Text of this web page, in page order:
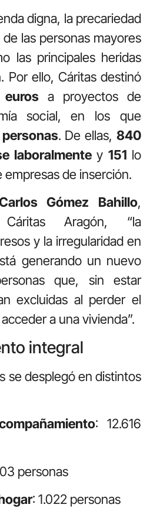
digna, la precariedad
las personas mayores
las principales heridas
Por ello, Cáritas destinó
a proyectos de
social, en los que
. De ellas,840
laboralmentey 151 lo
empresas de inserción.
Gómez Bahillo,
Aragón, “la
y la irregularidad en
generando un nuevo
que, sin estar
excluidas al perder el
a una vivienda”.
integral
se desplegó en distintos
: 12.616
personas
: 1.022 personas